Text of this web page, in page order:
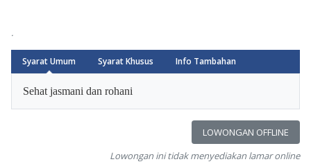
.
Syarat Umum
Arrow
Syarat Khusus Info Tambahan
Sehat jasmani dan rohani
LOWONGAN OFFLINE
Lowongan ini tidak menyediakan lamar online